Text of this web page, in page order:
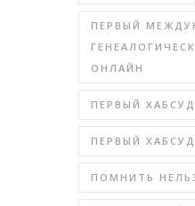
ПЕРВЫЙ
ОНЛАЙН
ПЕРВЫЙ
ПЕРВЫЙ
ПОМНИТЬ